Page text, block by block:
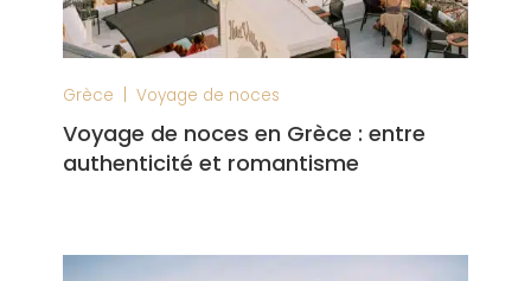
Grèce Voyage de noces
Voyage de noces en Grèce : entre
authenticité et romantisme